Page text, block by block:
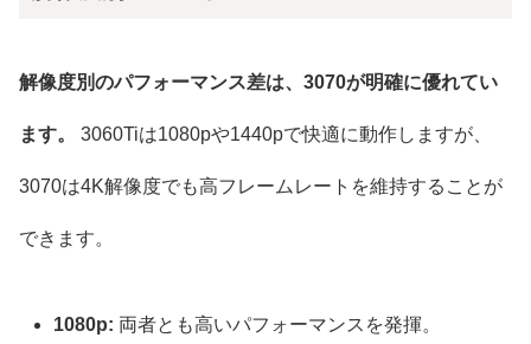
解像度別のパフォーマンス差は、3070が明確に優れてい
ます。 3060Tiは1080pや1440pで快適に動作しますが、
3070は4K解像度でも高フレームレートを維持することが
できます。
1080p: 両者とも高いパフォーマンスを発揮。